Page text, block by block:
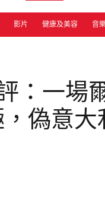
影片 健康及美容 音
：一場
偽意大